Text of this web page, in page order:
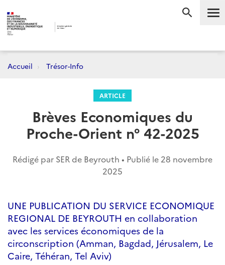
Accueil Trésor-Info
ARTICLE
Brèves Economiques du
Proche-Orient n° 42-2025
Rédigé par SER de Beyrouth • Publié le 28 novembre
2025
UNE PUBLICATION DU SERVICE ECONOMIQUE
REGIONAL DE BEYROUTH en collaboration
avec les services économiques de la
circonscription (Amman, Bagdad, Jérusalem, Le
Caire, Téhéran, Tel Aviv)